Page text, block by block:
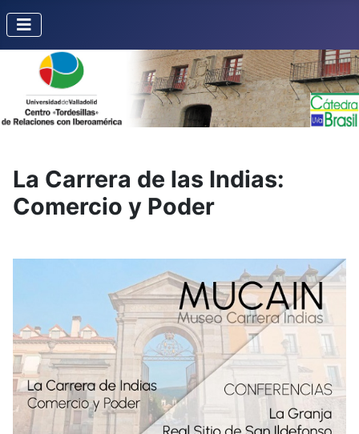
La Carrera de las Indias:
Comercio y Poder